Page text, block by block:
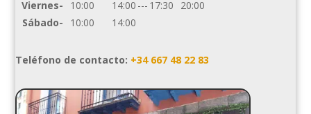
Viernes-
10:00 14:00 --- 17:30
20:00
Sábado-
10:00 14:00
Teléfono de contacto: +34 667 48 22 83